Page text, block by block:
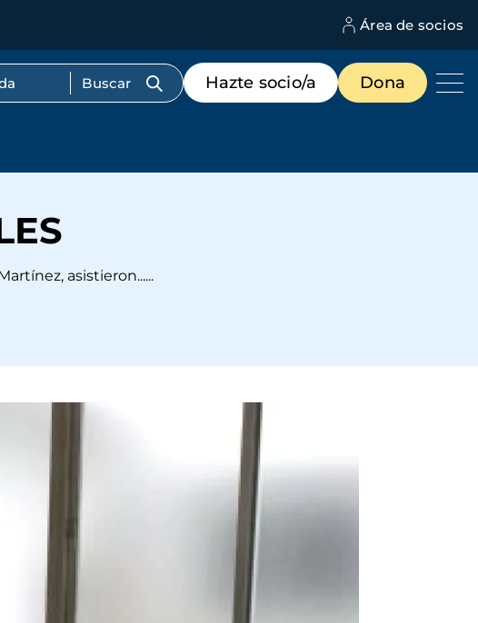
Área de socios
Menú
de
destacados
Hazte socio/a Dona
asistieron......